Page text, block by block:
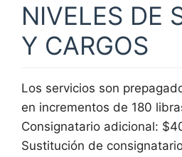
NIVELES DE
Y CARGOS
Los servicios son
en incrementos de 180
Consignatario adicional:
Sustitución de